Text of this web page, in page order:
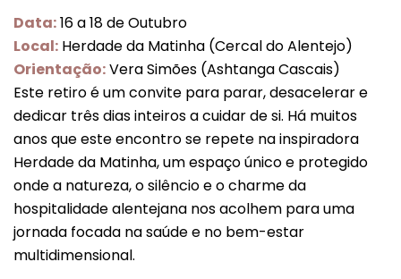
Data:16 a 18 de Outubro
Local: Herdade da Matinha (Cercal do Alentejo)
Orientação:Vera Simões (Ashtanga Cascais)
Este retiro é um convite para parar, desacelerar e
dedicar três dias inteiros a cuidar de si. Há muitos
anos que este encontro se repete na inspiradora
Herdade da Matinha, um espaço único e protegido
onde a natureza, o silêncio e o charme da
hospitalidade alentejana nos acolhem para uma
jornada focada na saúde e no bem-estar
multidimensional.